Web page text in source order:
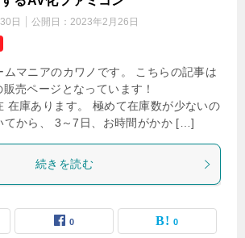
るAV化ファミコン
ムマニアのカワノです。 こちらの記事は